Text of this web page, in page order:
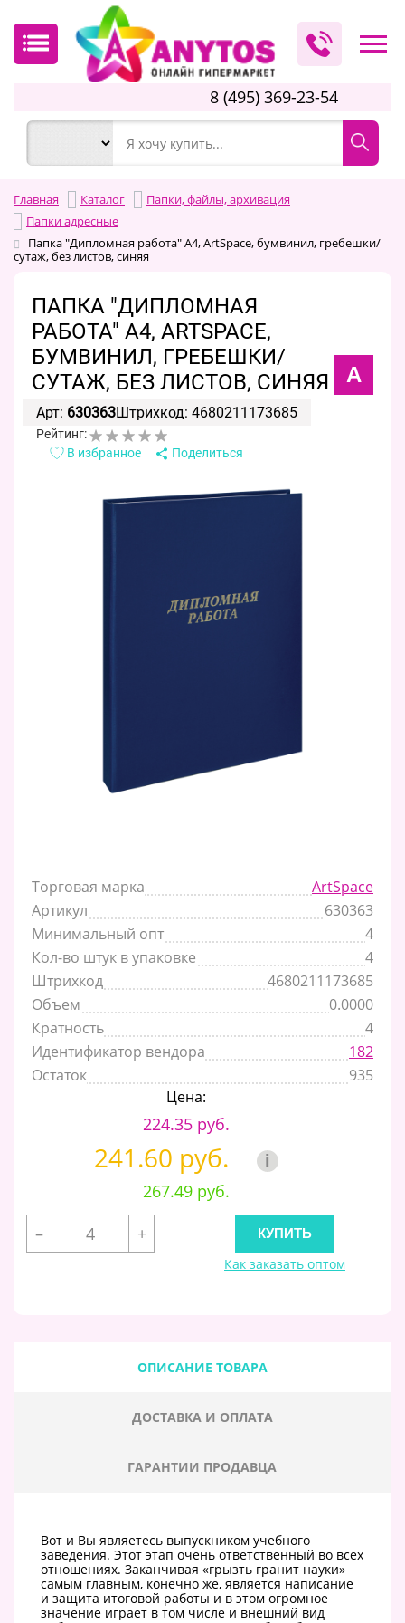
8 (495) 369-23-54
Главная Каталог
Папки, файлы, архивация
Папки адресные
Папка "Дипломная работа" А4, ArtSpace, бумвинил, гребешки/
сутаж, без листов, синяя
ПАПКА "ДИПЛОМНАЯ
РАБОТА" А4, ARTSPACE,
БУМВИНИЛ, ГРЕБЕШКИ/
СУТАЖ, БЕЗ ЛИСТОВ, СИНЯЯ
A
Арт: 630363Штрихкод: 4680211173685
Рейтинг:
В избранное
Поделиться
Торговая марка
ArtSpace
Артикул
630363
Минимальный опт
4
Кол-во штук в упаковке
4
Штрихкод
4680211173685
Объем
0.0000
Кратность
4
Идентификатор вендора
182
Остаток
935
Цена:
224.35 руб.
241.60 руб. i
267.49 руб.
–
+
Как заказать оптом
ОПИСАНИЕ ТОВАРА
ДОСТАВКА И ОПЛАТА
ГАРАНТИИ ПРОДАВЦА
Вот и Вы являетесь выпускником учебного
заведения. Этот этап очень ответственный во всех
отношениях. Заканчивая «грызть гранит науки»
самым главным, конечно же, является написание
и защита итоговой работы и в этом огромное
значение играет в том числе и внешний вид